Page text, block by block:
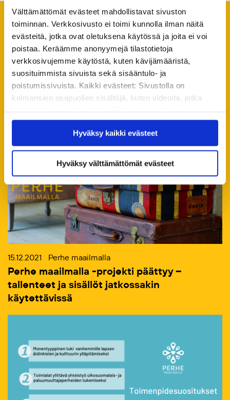
Välttämättömät evästeet mahdollistavat sivuston
toiminnan. Verkkosivusto ei toimi kunnolla ilman näitä
evästeitä, jotka ovat oletuksena käytössä ja joita ei voi
poistaa. Keräämme anonyymejä tilastotietoja
verkkosivujemme käytöstä, kuten kävijämääristä,
suosituimmista sivuista sekä sisääntulo- ja
poistumissivuista. Kaikki evästeet: Sivustolla on
kolmansien osapuolien sisältöjä, kuten videoita, jotka
saattaa estää näiden sisältöjen näkymisen.
Hyväksymällä kaikki evästeet varmistat, että kaikki
sisältö on käytettävissäsi.
Hyväksy kaikki evästeet
Hyväksy välttämättömät evästeet
Suosittelemme lukemaan
seuraavaksi
Kaikki ajankohtaiset
15.12.2021 Perhe maailmalla
Perhe maailmalla -projekti päättyy –
tallenteet ja sisällöt jatkossakin
käytettävissä